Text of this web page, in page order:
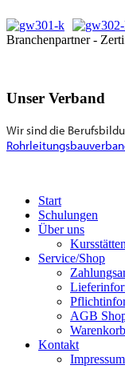
Branchenpartner -
Unser Verband
Wir sind die
Start
Schulungen
Über uns
Kursstätten
Service/Shop
AGB
Kontakt
Impressum